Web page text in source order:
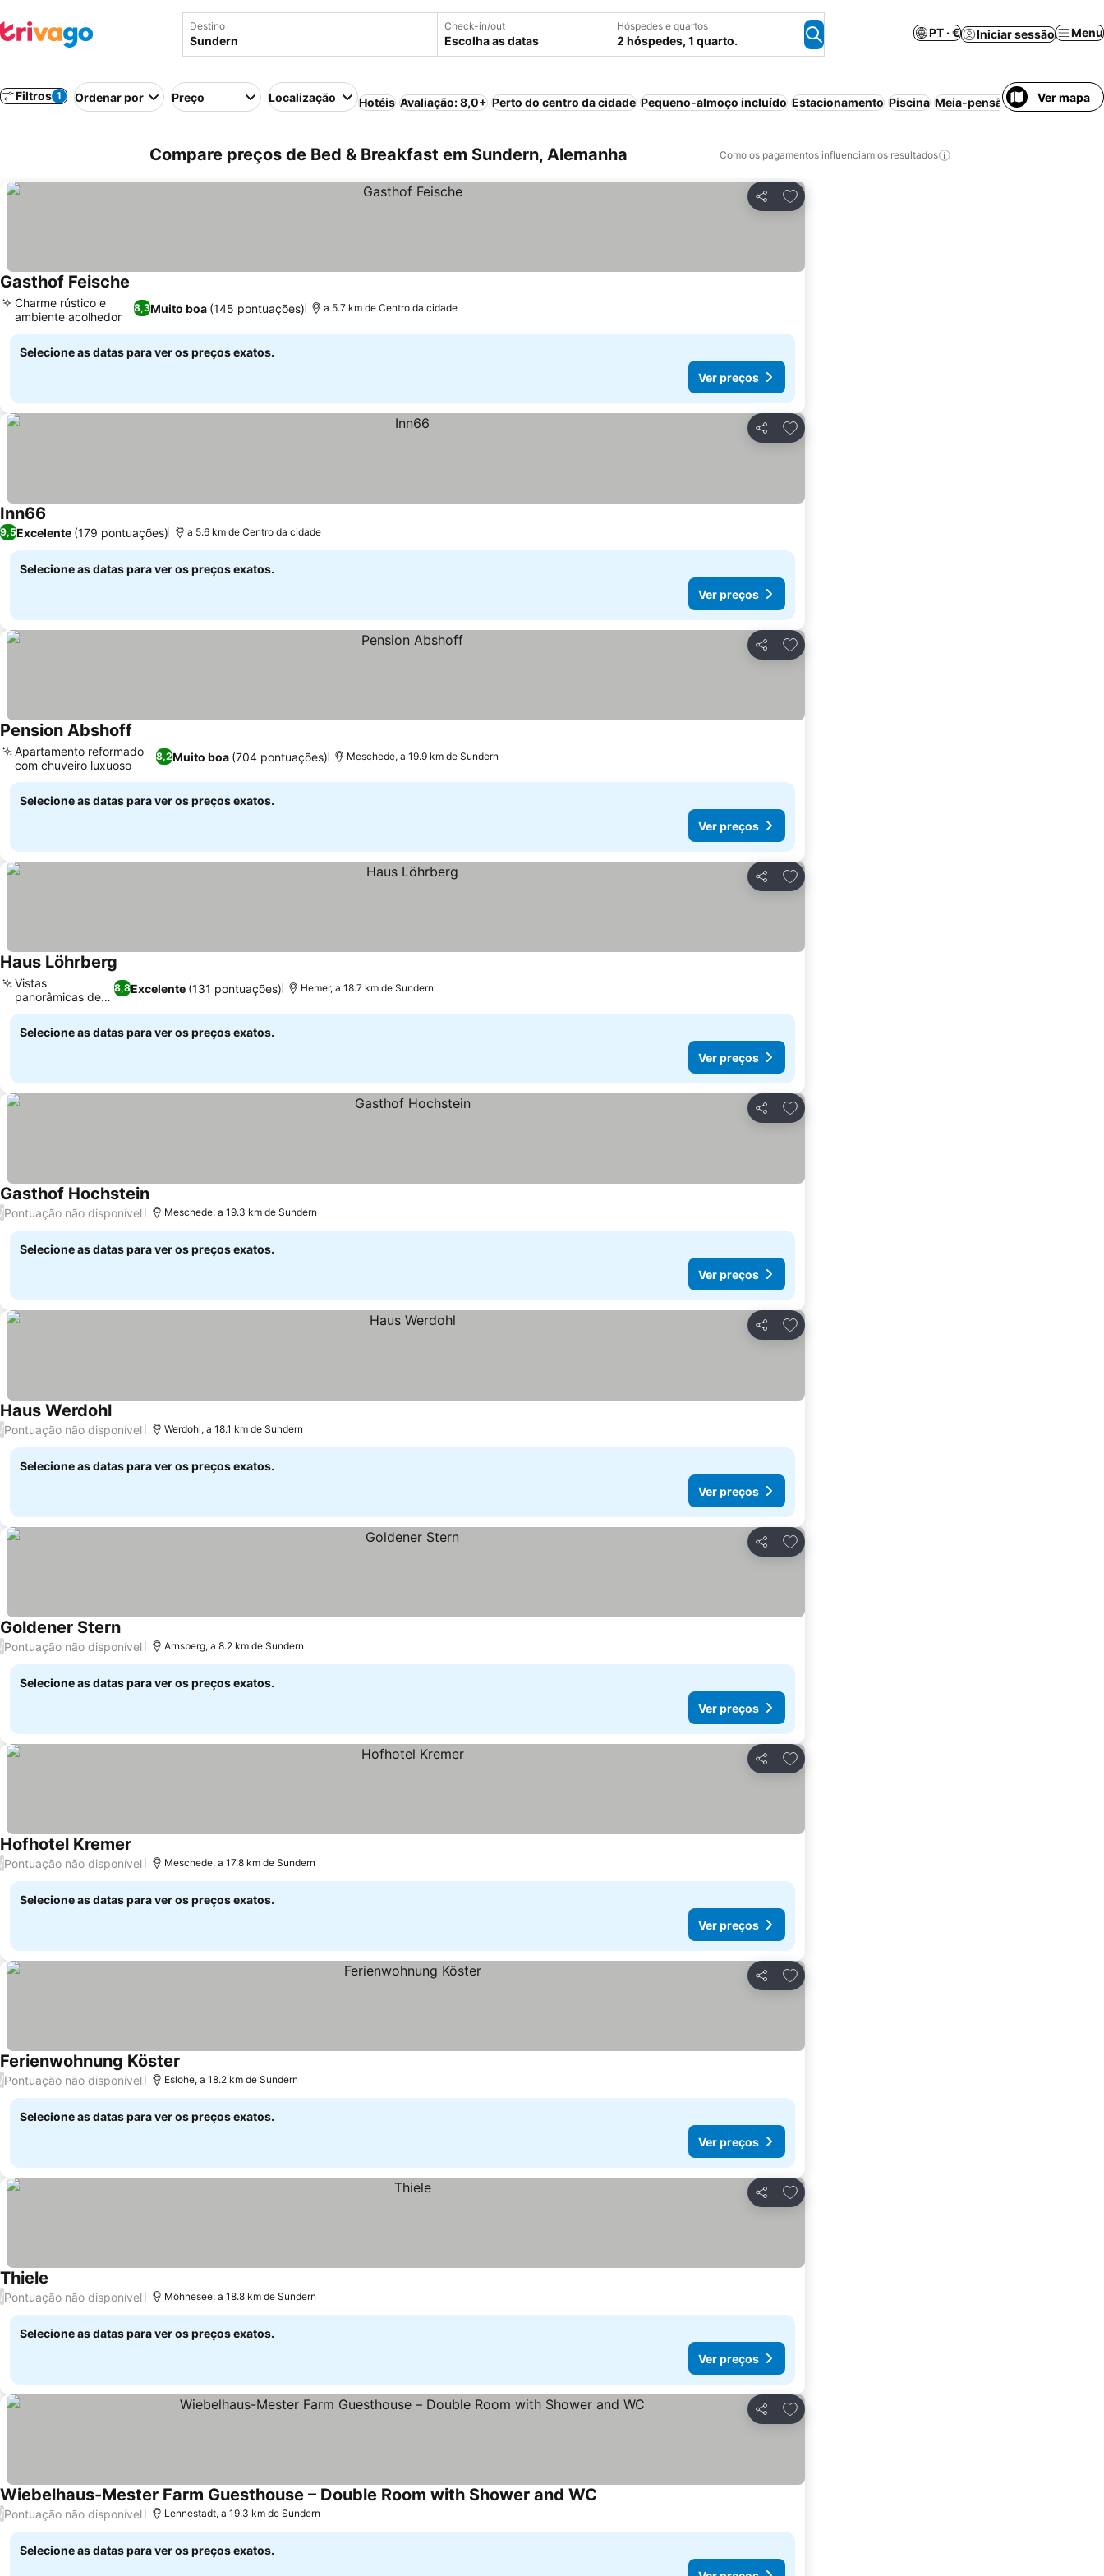
Destino Check-in/out
Escolha as datas
Hóspedes e quartos
2 hóspedes, 1 quarto.
PT · € Iniciar sessão Menu
Filtros 1 Ordenar por Preço Localização Hotéis Avaliação: 8,0+ Perto do centro da cidade Pequeno-almoço incluído Estacionamento Piscina Meia-pensão AnimaisVer mapa
Compare preços de Bed & Breakfast em Sundern, Alemanha Como os pagamentos influenciam os resultados
Partilhar
Adicionar aos favoritos
Gasthof Feische
8,3Muito boa (145 pontuações)
Charme rústico e
ambiente acolhedor
a 5.7 km de Centro da cidade
Selecione as datas para ver os preços exatos.
Ver preços
Partilhar
Adicionar aos favoritos
Inn66
9,5Excelente (179 pontuações) a 5.6 km de Centro da cidade
Selecione as datas para ver os preços exatos.
Ver preços
Partilhar
Adicionar aos favoritos
Pension Abshoff
8,2Muito boa (704 pontuações)
Apartamento reformado
com chuveiro luxuoso
Meschede, a 19.9 km de Sundern
Selecione as datas para ver os preços exatos.
Ver preços
Partilhar
Adicionar aos favoritos
Haus Löhrberg
8,8Excelente (131 pontuações)
Vistas
panorâmicas de
Hemer
Hemer, a 18.7 km de Sundern
Selecione as datas para ver os preços exatos.
Ver preços
Partilhar
Adicionar aos favoritos
Gasthof Hochstein
/Pontuação não disponível Meschede, a 19.3 km de Sundern
Selecione as datas para ver os preços exatos.
Ver preços
Partilhar
Adicionar aos favoritos
Haus Werdohl
/Pontuação não disponível Werdohl, a 18.1 km de Sundern
Selecione as datas para ver os preços exatos.
Ver preços
Partilhar
Adicionar aos favoritos
Goldener Stern
/Pontuação não disponível Arnsberg, a 8.2 km de Sundern
Selecione as datas para ver os preços exatos.
Ver preços
Partilhar
Adicionar aos favoritos
Hofhotel Kremer
/Pontuação não disponível Meschede, a 17.8 km de Sundern
Selecione as datas para ver os preços exatos.
Ver preços
Partilhar
Adicionar aos favoritos
Ferienwohnung Köster
/Pontuação não disponível Eslohe, a 18.2 km de Sundern
Selecione as datas para ver os preços exatos.
Ver preços
Partilhar
Adicionar aos favoritos
Thiele
/Pontuação não disponível Möhnesee, a 18.8 km de Sundern
Selecione as datas para ver os preços exatos.
Ver preços
Partilhar
Adicionar aos favoritos
Wiebelhaus-Mester Farm Guesthouse – Double Room with Shower and WC
/Pontuação não disponível Lennestadt, a 19.3 km de Sundern
Selecione as datas para ver os preços exatos.